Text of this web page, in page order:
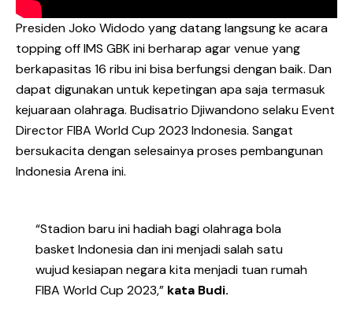
Presiden Joko Widodo yang datang langsung ke acara
topping off IMS GBK ini berharap agar venue yang
berkapasitas 16 ribu ini bisa berfungsi dengan baik. Dan
dapat digunakan untuk kepetingan apa saja termasuk
kejuaraan olahraga. Budisatrio Djiwandono selaku Event
Director FIBA World Cup 2023 Indonesia. Sangat
bersukacita dengan selesainya proses pembangunan
Indonesia Arena ini.
“Stadion baru ini hadiah bagi olahraga bola
basket Indonesia dan ini menjadi salah satu
wujud kesiapan negara kita menjadi tuan rumah
FIBA World Cup 2023,” kata Budi.